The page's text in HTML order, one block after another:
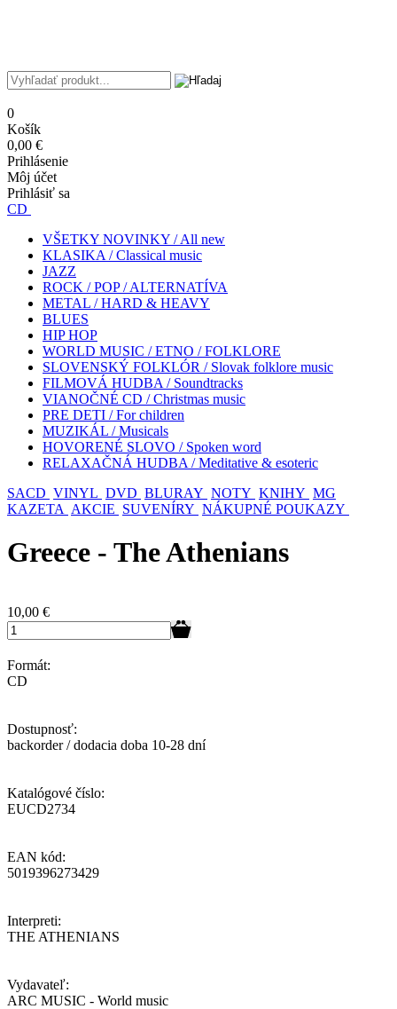
0
Košík
0,00 €
Prihlásenie
Môj účet
Prihlásiť sa
CD
VŠETKY NOVINKY / All new
KLASIKA / Classical music
JAZZ
ROCK / POP / ALTERNATÍVA
METAL / HARD & HEAVY
BLUES
HIP HOP
WORLD MUSIC / ETNO / FOLKLORE
SLOVENSKÝ FOLKLÓR / Slovak folklore music
FILMOVÁ HUDBA / Soundtracks
VIANOČNÉ CD / Christmas music
PRE DETI / For children
MUZIKÁL / Musicals
HOVORENÉ SLOVO / Spoken word
RELAXAČNÁ HUDBA / Meditative & esoteric
SACD VINYL DVD BLURAY NOTY KNIHY MG
KAZETA AKCIE SUVENÍRY NÁKUPNÉ POUKAZY
Greece - The Athenians
10,00 €
Formát:
CD
Dostupnosť:
backorder / dodacia doba 10-28 dní
Katalógové číslo:
EUCD2734
EAN kód:
5019396273429
Interpreti:
THE ATHENIANS
Vydavateľ:
ARC MUSIC - World music